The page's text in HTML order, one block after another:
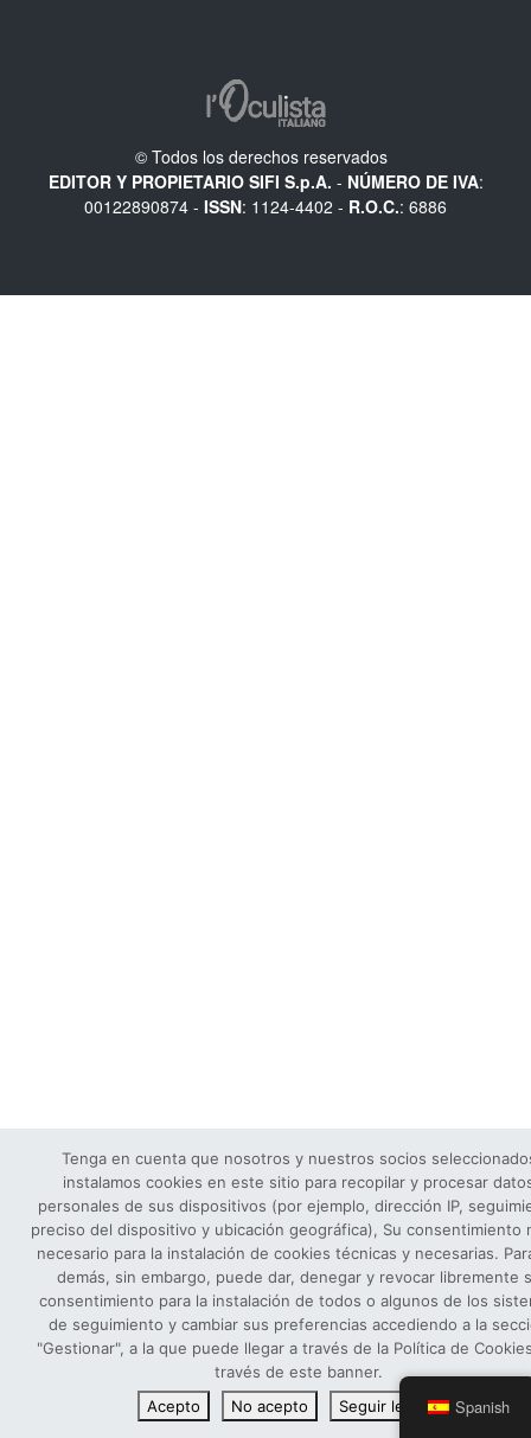
© Todos los derechos reservados
EDITOR Y PROPIETARIO SIFI S.p.A. - NÚMERO DE IVA:
00122890874 - ISSN: 1124-4402 - R.O.C.: 6886
Spanish
Tenga en cuenta que nosotros y nuestros socios
instalamos cookies en este sitio para recopilar y procesar
personales de sus dispositivos (por ejemplo, dirección IP,
preciso del dispositivo y ubicación geográfica), Su consentimiento
necesario para la instalación de cookies técnicas y necesarias.
demás, sin embargo, puede dar, denegar y revocar libremente
consentimiento para la instalación de todos o algunos de los
de seguimiento y cambiar sus preferencias accediendo a la
"Gestionar", a la que puede llegar a través de la Política de
través de este banner.
Acepto
No acepto Seguir leyendo